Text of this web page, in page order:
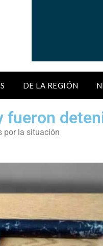
DE LA REGIÓN
fueron
por la situación